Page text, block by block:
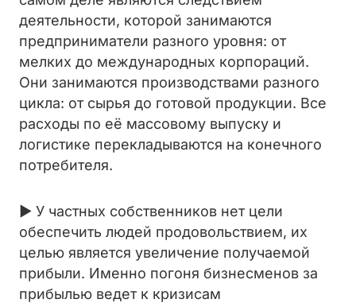
деятельности, которой занимаются
предприниматели разного уровня: от
мелких до международных корпораций.
Они занимаются производствами разного
цикла: от сырья до готовой продукции. Все
расходы по её массовому выпуску и
логистике перекладываются на конечного
потребителя.
► У частных собственников нет цели
обеспечить людей продовольствием, их
целью является увеличение получаемой
прибыли. Именно погоня бизнесменов за
прибылью ведет к кризисам